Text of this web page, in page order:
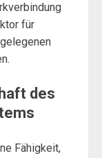
für
des
Fähigkeit,